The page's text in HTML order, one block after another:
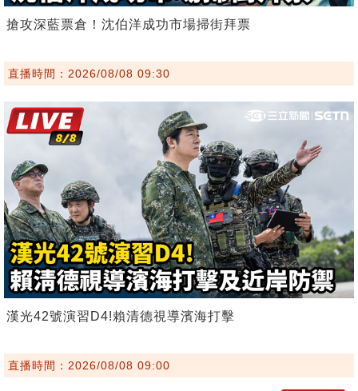
搶攻深藍票倉！沈伯洋成功市場掃街拜票
直播時間：2026/08/08 09:30
漢光42號演習D4!賴清德視導濱海打擊
直播時間：2026/08/08 09:00